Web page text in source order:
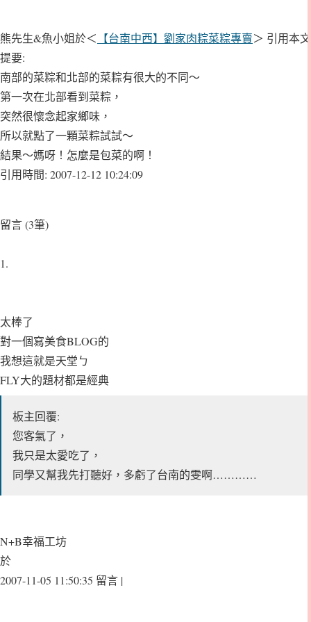
熊先生&魚小姐於＜ 【台南中西】劉家肉粽菜粽專賣＞ 引用本文
提要:
南部的菜粽和北部的菜粽有很大的不同～
第一次在北部看到菜粽，
突然很懷念起家鄉味，
所以就點了一顆菜粽試試～
結果～媽呀！怎麼是包菜的啊！
引用時間: 2007-12-12 10:24:09
留言 (3筆)
1.
太棒了
對一個寫美食BLOG的
我想這就是天堂ㄅ
FLY大的題材都是經典
板主回覆:
您客氣了，
我只是太愛吃了，
同學又幫我先打聽好，多虧了台南的雯啊…………
N+B幸福工坊
於
2007-11-05 11:50:35 留言 |